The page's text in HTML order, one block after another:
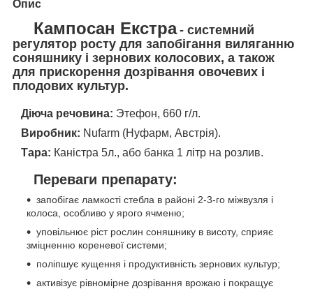
Опис
Кампосан Екстра - системний
регулятор росту для запобігання виляганню
соняшнику і зернових колосових, а також
для прискорення дозрівання овочевих і
плодових культур.
Діюча речовина: Этефон, 660 г/л.
Виробник: Nufarm (Нуфарм, Австрія).
Тара: Каністра 5л., або банка 1 літр на розлив.
Переваги препарату:
запобігає ламкості стебла в районі 2-3-го міжвузля і
колоса, особливо у ярого ячменю;
уповільнює ріст рослин соняшнику в висоту, сприяє
зміцненню кореневої системи;
поліпшує кущення і продуктивність зернових культур;
активізує рівномірне дозрівання врожаю і покращує